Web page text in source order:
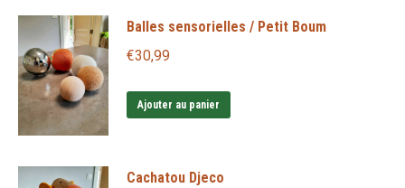
Balles sensorielles / Petit Boum
€30,99
Ajouter au panier
Cachatou Djeco